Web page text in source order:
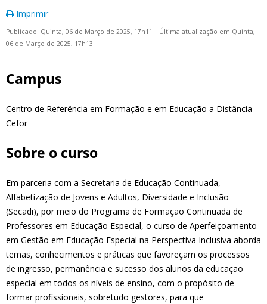
Imprimir
Publicado: Quinta, 06 de Março de 2025, 17h11 | Última atualização em Quinta,
06 de Março de 2025, 17h13
Campus
Centro de Referência em Formação e em Educação a Distância –
Cefor
Sobre o curso
Em parceria com a Secretaria de Educação Continuada,
Alfabetização de Jovens e Adultos, Diversidade e Inclusão
(Secadi), por meio do Programa de Formação Continuada de
Professores em Educação Especial, o curso de Aperfeiçoamento
em Gestão em Educação Especial na Perspectiva Inclusiva aborda
temas, conhecimentos e práticas que favoreçam os processos
de ingresso, permanência e sucesso dos alunos da educação
especial em todos os níveis de ensino, com o propósito de
formar profissionais, sobretudo gestores, para que